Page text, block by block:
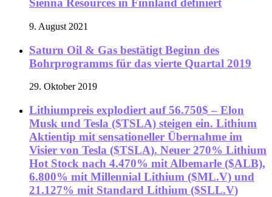
Sienna Resources in Finnland definiert
9. August 2021
Saturn Oil & Gas bestätigt Beginn des
Bohrprogramms für das vierte Quartal 2019
29. Oktober 2019
Lithiumpreis explodiert auf 56.750$ – Elon
Musk und Tesla ($TSLA) steigen ein. Lithium
Aktientip mit sensationeller Übernahme im
Visier von Tesla ($TSLA). Neuer 270% Lithium
Hot Stock nach 4.470% mit Albemarle ($ALB),
6.800% mit Millennial Lithium ($ML.V) und
21.127% mit Standard Lithium ($SLL.V)